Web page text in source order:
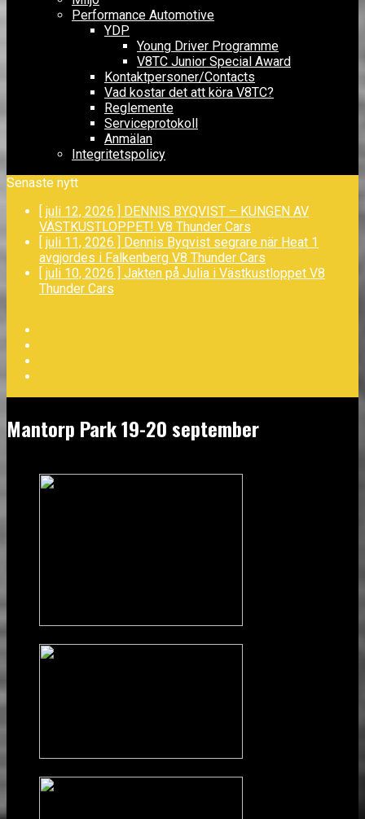
Performance Automotive
YDP
Young Driver Programme
V8TC Junior Special Award
Kontaktpersoner/Contacts
Vad kostar det att köra V8TC?
Reglemente
Serviceprotokoll
Anmälan
Integritetspolicy
Senaste nytt
[ juli 12, 2026 ] DENNIS BYQVIST – KUNGEN AV
VÄSTKUSTLOPPET! V8 Thunder Cars
[ juli 11, 2026 ] Dennis Byqvist segrare när Heat 1
avgjordes i Falkenberg V8 Thunder Cars
[ juli 10, 2026 ] Jakten på Julia i Västkustloppet V8
Thunder Cars
Mantorp Park 19-20 september